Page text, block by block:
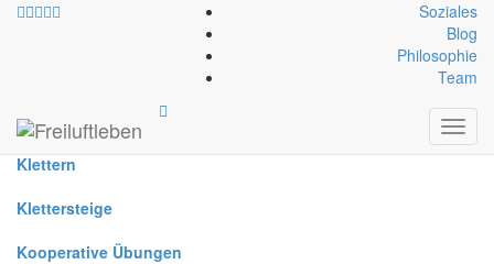
Soziales
Blog
Philosophie
Team
Canyoning
Klettern
Klettersteige
Kooperative Übungen